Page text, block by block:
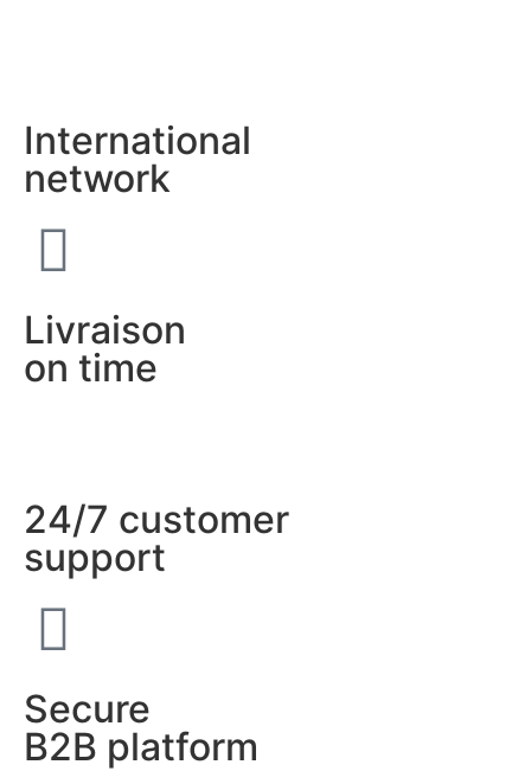
International
network
Livraison
on time
24/7 customer
support
Secure
B2B platform